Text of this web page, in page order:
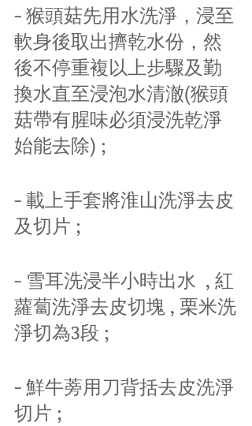
- 猴頭菇先用水洗淨，浸至
軟身後取出擠乾水份，然
後不停重複以上步驟及勤
換水直至浸泡水清澈(猴頭
菇帶有腥味必須浸洗乾淨
始能去除) ;
- 載上手套將淮山洗淨去皮
及切片 ;
- 雪耳洗浸半小時出水  , 紅
蘿蔔洗淨去皮切塊 , 栗米洗
淨切為3段 ;
- 鮮牛蒡用刀背括去皮洗淨
切片 ;